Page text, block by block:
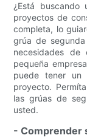
¿Está
proyectos de
completa, lo
grúa de
necesidades de
pequeña
puede tener
proyecto.
las grúas de
usted.
- Comprender